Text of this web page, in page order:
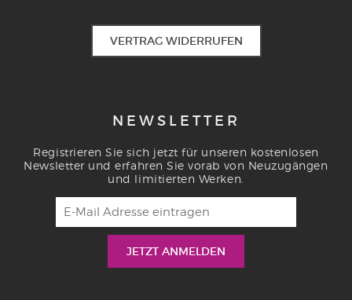
VERTRAG WIDERRUFEN
NEWSLETTER
Registrieren Sie sich jetzt für unseren kostenlosen
Newsletter und erfahren Sie vorab von Neuzugängen
und limitierten Werken.